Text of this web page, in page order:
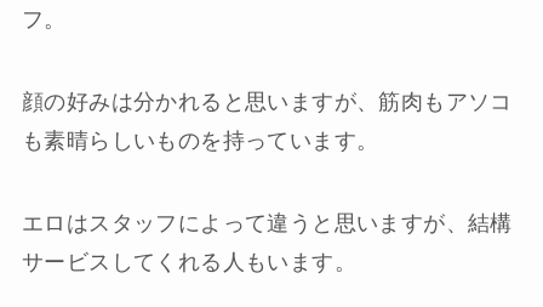
フ。
顔の好みは分かれると思いますが、筋肉もアソコ
も素晴らしいものを持っています。
エロはスタッフによって違うと思いますが、結構
サービスしてくれる人もいます。